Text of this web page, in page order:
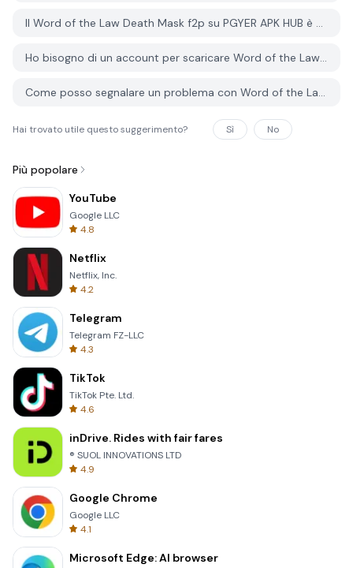
Il Word of the Law Death Mask f2p su PGYER APK HUB è gratuito?
Ho bisogno di un account per scaricare Word of the Law Death Mask f2p da PGYER APK HUB?
Come posso segnalare un problema con Word of the Law Death Mask f2p su PGYER APK HUB?
Hai trovato utile questo suggerimento? Sì No
Più popolare
YouTube
Google LLC
4.8
Netflix
Netflix, Inc.
4.2
Telegram
Telegram FZ-LLC
4.3
TikTok
TikTok Pte. Ltd.
4.6
inDrive. Rides with fair fares
® SUOL INNOVATIONS LTD
4.9
Google Chrome
Google LLC
4.1
Microsoft Edge: AI browser